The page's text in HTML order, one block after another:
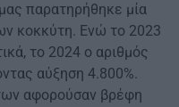
παρατηρήθηκε μία
κοκκύτη. Ενώ το 2023
το 2024 ο αριθμός
αύξηση 4.800%.
αφορούσαν βρέφη